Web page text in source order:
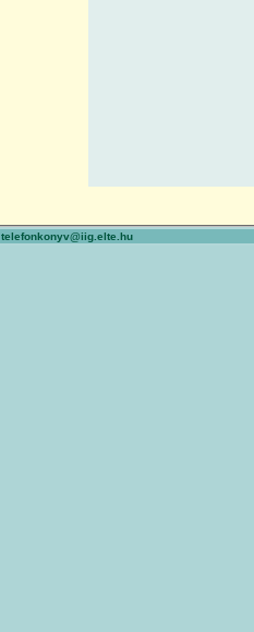
telefonkonyv@iig.elte.hu